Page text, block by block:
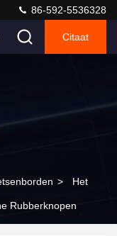
86-592-5536328
Citaat
> Het
Rubberknopen